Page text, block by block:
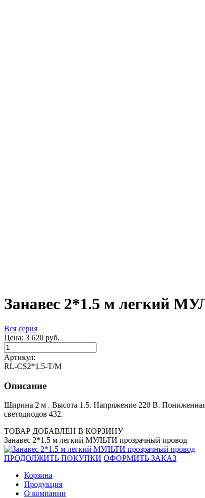
Занавес 2*1.5 м легкий
Вся серия
Цена: 3 620 руб.
Артикул:
RL-CS2*1.5-T/M
Описание
Ширина 2 м . Высота 1.5. Напряжение 220 В. Пониженная
светодиодов 432.
ТОВАР ДОБАВЛЕН В КОРЗИНУ
Занавес 2*1.5 м легкий МУЛЬТИ прозрачный провод
ПРОДОЛЖИТЬ ПОКУПКИ ОФОРМИТЬ ЗАКАЗ
Корзина
Продукция
О компании